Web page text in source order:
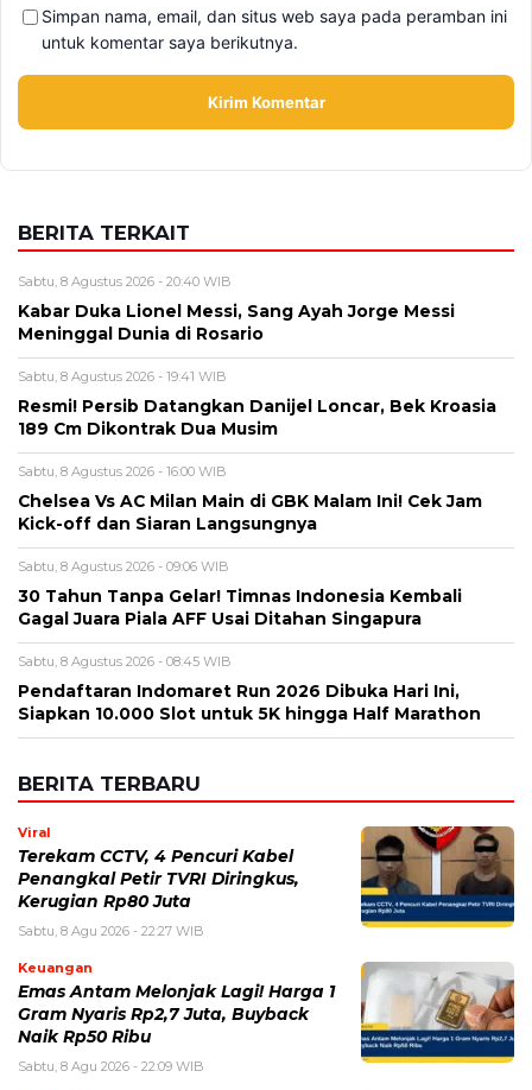
Alamat email tidak akan dipublikasikan. Kolom wajib ditandai *.
Nama*
Email*
Simpan nama, email, dan situs web saya pada peramban ini
untuk komentar saya berikutnya.
BERITA TERKAIT
Sabtu, 8 Agustus 2026 - 20:40 WIB
Kabar Duka Lionel Messi, Sang Ayah Jorge Messi
Meninggal Dunia di Rosario
Sabtu, 8 Agustus 2026 - 19:41 WIB